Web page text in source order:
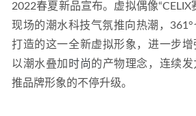
2022春夏新品宣布。虚拟偶像
现场的潮水科技气氛推向热潮，
打造的这一全新虚拟形象，进一步增
以潮水叠加 时尚 的产物理念，连续
推品牌形象的不停升级。